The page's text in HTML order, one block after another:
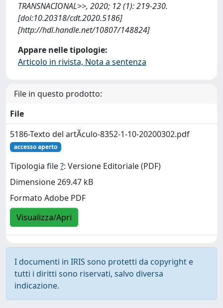
TRANSNACIONAL>>, 2020; 12 (1): 219-230.
[doi:10.20318/cdt.2020.5186]
[http://hdl.handle.net/10807/148824]
Appare nelle tipologie:
Articolo in rivista, Nota a sentenza
File in questo prodotto:
File
5186-Texto del artÃ­culo-8352-1-10-20200302.pdf
accesso aperto
Tipologia file?: Versione Editoriale (PDF)
Dimensione 269.47 kB
Formato Adobe PDF
Visualizza/Apri
I documenti in IRIS sono protetti da copyright e
tutti i diritti sono riservati, salvo diversa
indicazione.